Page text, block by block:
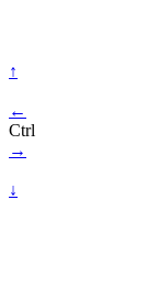
↑
←
Ctrl
→
↓